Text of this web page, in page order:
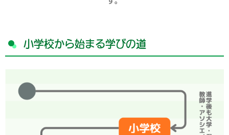
小学校から始まる学びの道